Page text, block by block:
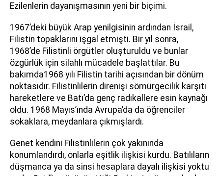
Ezilenlerin dayanışmasının yeni bir biçimi.
1967’deki büyük Arap yenilgisinin ardından İsrail,
Filistin topaklarını işgal etmişti. Bir yıl sonra,
1968’de Filistinli örgütler oluşturuldu ve bunlar
özgürlük için silahlı mücadele başlattılar. Bu
bakımda1968 yılı Filistin tarihi açısından bir dönüm
noktasıdır. Filistinlilerin direnişi sömürgecilik karşıtı
hareketlere ve Batı’da genç radikallere esin kaynağı
oldu. 1968 Mayıs’ında Avrupa’da da öğrenciler
sokaklara, meydanlara çıkmışlardı.
Genet kendini Filistinlilerin çok yakınında
konumlandırdı, onlarla eşitlik ilişkisi kurdu. Batılıların
düşmanca ya da sinsi hesaplara dayalı ilişkisi yoktu